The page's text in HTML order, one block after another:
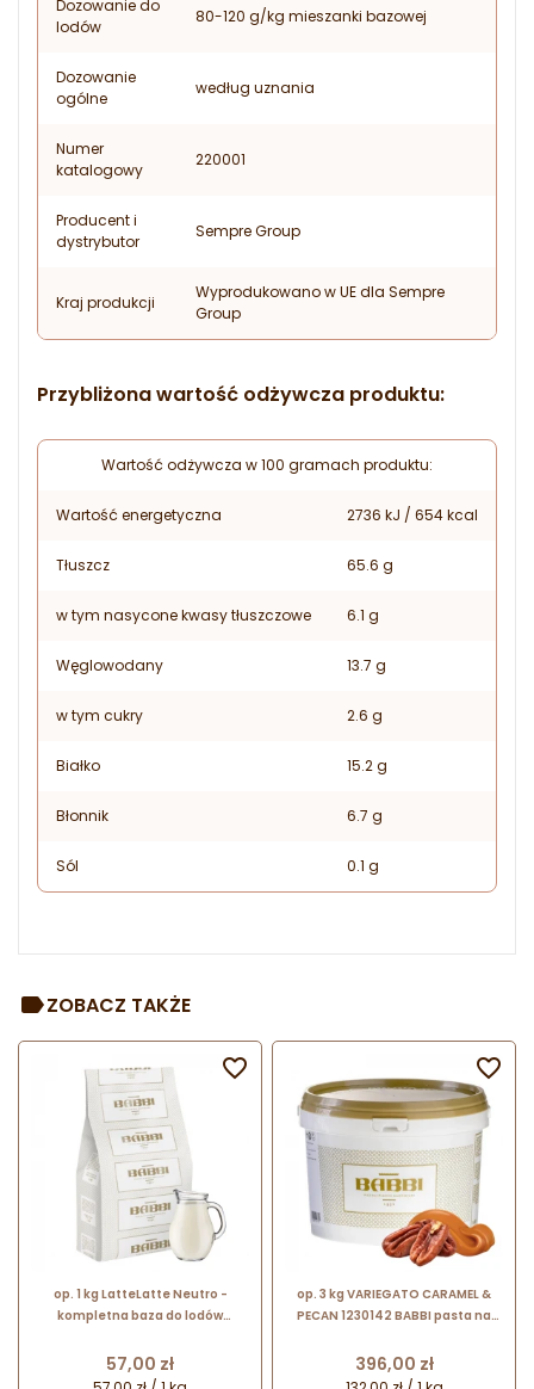
Dozowanie do
lodów
80-120 g/kg mieszanki bazowej
Dozowanie
ogólne
według uznania
Numer
katalogowy
220001
Producent i
dystrybutor
Sempre Group
Kraj produkcji
Wyprodukowano w UE dla Sempre
Group
Przybliżona wartość odżywcza produktu:
Wartość odżywcza w 100 gramach produktu:
Wartość energetyczna 2736 kJ / 654 kcal
Tłuszcz 65.6 g
w tym nasycone kwasy tłuszczowe 6.1 g
Węglowodany 13.7 g
w tym cukry 2.6 g
Białko 15.2 g
Błonnik 6.7 g
Sól 0.1 g
ZOBACZ TAKŻE
op. 1 kg LatteLatte Neutro -
kompletna baza do lodów
pastami orzechowymi - nr. kat.
11496 Babbi
Cena
57,00 zł

op. 3 kg VARIEGATO CARAMEL &
PECAN 1230142 BABBI pasta na
kawałkami karmelizowanych
orzechów pekan
Cena
396,00 zł
